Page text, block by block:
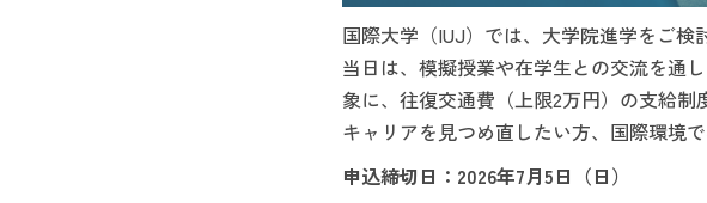
国際大学（IUJ）では、大学院進学をご検
当日は、模擬授業や在学生との交流を通
象に、往復交通費（上限2万円）の支給
キャリアを見つめ直したい方、国際環境
申込締切日：2026年7月5日（日）